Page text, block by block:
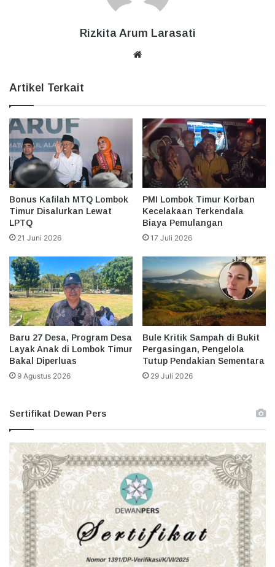
Rizkita Arum Larasati
Artikel Terkait
Bonus Kafilah MTQ Lombok
Timur Disalurkan Lewat
LPTQ
21 Juni 2026
PMI Lombok Timur Korban
Kecelakaan Terkendala
Biaya Pemulangan
17 Juli 2026
Baru 27 Desa, Program Desa
Layak Anak di Lombok Timur
Bakal Diperluas
9 Agustus 2026
Bule Kritik Sampah di Bukit
Pergasingan, Pengelola
Tutup Pendakian Sementara
29 Juli 2026
Sertifikat Dewan Pers